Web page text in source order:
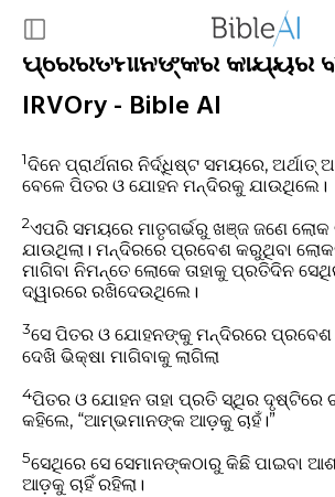
ପ୍ରେରିତମାନଙ୍କର କାର୍ଯ୍ୟର
IRVOry - Bible AI
1ଦିନେ ପ୍ରାର୍ଥନାର ନିର୍ଦ୍ଧିଷ୍ଟ ସମୟରେ, ଅର୍ଥାତ୍‍
ବେଳେ ପିତର ଓ ଯୋହନ ମନ୍ଦିରକୁ ଯାଉଥିଲେ।
2ଏପରି ସମୟରେ ମାତୃଗର୍ଭରୁ ଖଞ୍ଜ ଜଣେ ଲୋକ
ଯାଉଥିଲା। ମନ୍ଦିରରେ ପ୍ରବେଶ କରୁଥିବା
ମାଗିବା ନିମନ୍ତେ ଲୋକେ ତାହାକୁ ପ୍ରତିଦିନ
ଦ୍ୱାରରେ ରଖିଦେଉଥିଲେ।
3ସେ ପିତର ଓ ଯୋହନଙ୍କୁ ମନ୍ଦିରରେ ପ୍ରବେଶ
ଦେଖି ଭିକ୍ଷା ମାଗିବାକୁ ଲାଗିଲା
4ପିତର ଓ ଯୋହନ ତାହା ପ୍ରତି ସ୍ଥିର ଦୃଷ୍ଟିରେ
କହିଲେ, “ଆମ୍ଭମାନଙ୍କ ଆଡ଼କୁ ଚାହଁ।”
5ସେଥିରେ ସେ ସେମାନଙ୍କଠାରୁ କିଛି ପାଇବା
ଆଡ଼କୁ ଚାହିଁ ରହିଲା।